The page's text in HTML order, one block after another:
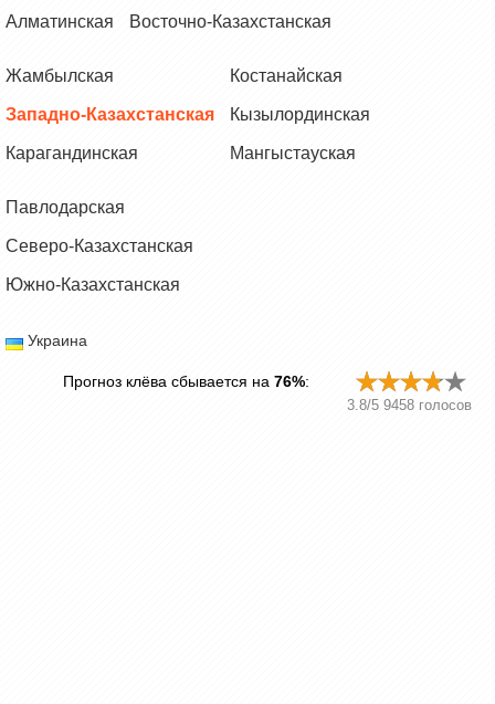
Алматинская Восточно-Казахстанская
Жамбылская
Западно-Казахстанская
Карагандинская
Костанайская
Кызылординская
Мангыстауская
Павлодарская
Северо-Казахстанская
Южно-Казахстанская
Украина
Прогноз клёва сбывается на 76%:
3.8/5 9458 голосов